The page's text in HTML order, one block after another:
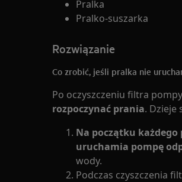
Pralka
Pralko-suszarka
Rozwiązanie
Co zrobić, jeśli pralka nie
Po oczyszczeniu filtra
rozpoczynać prania. Dzieje
Na początku
uruchamia pompę
wody.
Podczas czyszczenia